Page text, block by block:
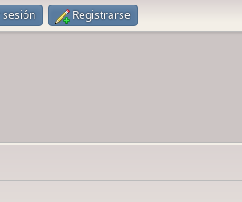
Registrarse